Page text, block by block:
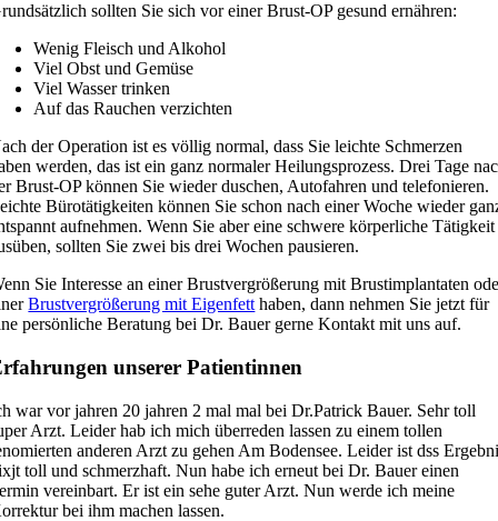
sollten Sie sich vor einer Brust-OP gesund ernähren:
Wenig Fleisch und Alkohol
Viel Obst und Gemüse
Viel Wasser trinken
Auf das Rauchen verzichten
der Operation ist es völlig normal, dass Sie leichte Schmerzen
werden, das ist ein ganz normaler Heilungsprozess. Drei Tage
Brust-OP können Sie wieder duschen, Autofahren und telefonieren.
Bürotätigkeiten können Sie schon nach einer Woche wieder
aufnehmen. Wenn Sie aber eine schwere körperliche Tätigkeit
sollten Sie zwei bis drei Wochen pausieren.
Sie Interesse an einer Brustvergrößerung mit Brustimplantaten
Brustvergrößerung mit Eigenfett haben, dann nehmen Sie jetzt für
persönliche Beratung bei Dr. Bauer gerne Kontakt mit uns auf.
unserer Patientinnen
war vor jahren 20 jahren 2 mal mal bei Dr.Patrick Bauer. Sehr toll
Arzt. Leider hab ich mich überreden lassen zu einem tollen
anderen Arzt zu gehen Am Bodensee. Leider ist dss
toll und schmerzhaft. Nun habe ich erneut bei Dr. Bauer einen
vereinbart. Er ist ein sehe guter Arzt. Nun werde ich meine
bei ihm machen lassen.